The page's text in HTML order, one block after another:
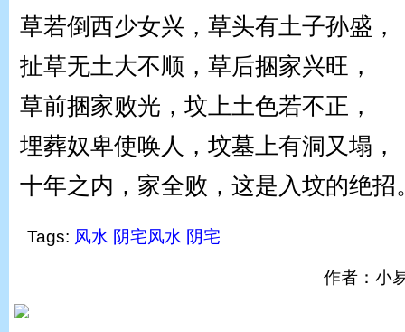
草若倒西少女兴，草头有土子孙盛，
扯草无土大不顺，草后捆家兴旺，
草前捆家败光，坟上土色若不正，
埋葬奴卑使唤人，坟墓上有洞又塌，
十年之内，家全败，这是入坟的绝招
Tags: 风水 阴宅风水 阴宅
作者：小